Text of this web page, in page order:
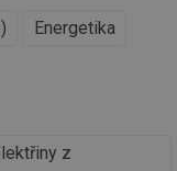
Energetika
z
používat.